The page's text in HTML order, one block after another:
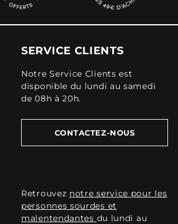
SERVICE CLIENTS
Notre Service Clients est
disponible du lundi au samedi
de 08h à 20h.
CONTACTEZ-NOUS
Retrouvez notre service pour les
personnes sourdes et
malentendantes du lundi au